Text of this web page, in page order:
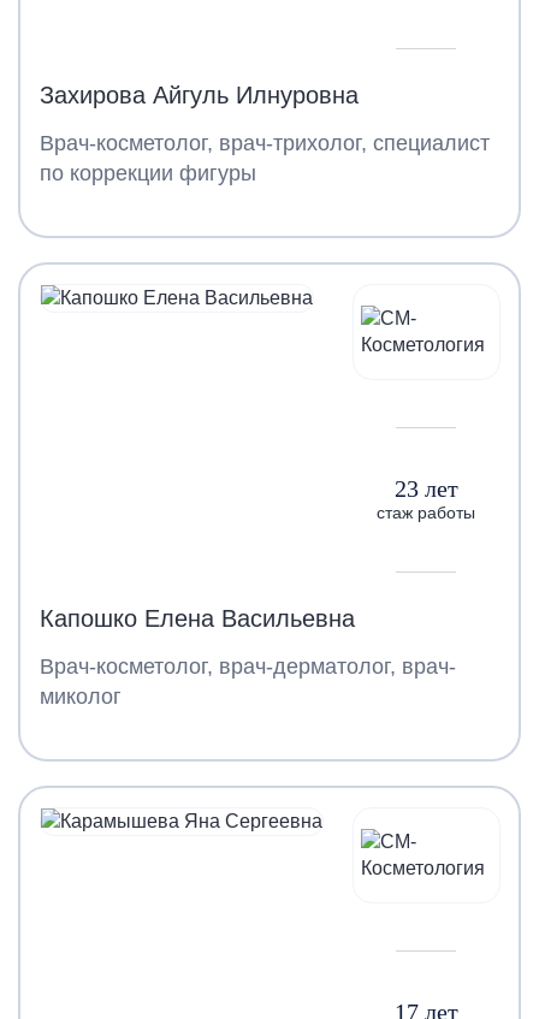
Захирова Айгуль Илнуровна
Врач-косметолог, врач-трихолог, специалист
по коррекции фигуры
23 лет
стаж работы
Капошко Елена Васильевна
Врач-косметолог, врач-дерматолог, врач-
миколог
17 лет